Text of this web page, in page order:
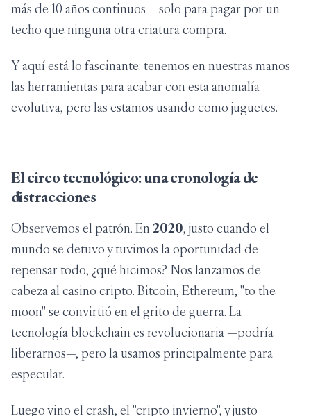
más de 10 años continuos— solo para pagar por un
techo que ninguna otra criatura compra.
Y aquí está lo fascinante: tenemos en nuestras manos
las herramientas para acabar con esta anomalía
evolutiva, pero las estamos usando como juguetes.
El circo tecnológico: una cronología de
distracciones
Observemos el patrón. En 2020, justo cuando el
mundo se detuvo y tuvimos la oportunidad de
repensar todo, ¿qué hicimos? Nos lanzamos de
cabeza al casino cripto. Bitcoin, Ethereum, "to the
moon" se convirtió en el grito de guerra. La
tecnología blockchain es revolucionaria —podría
liberarnos—, pero la usamos principalmente para
especular.
Luego vino el crash, el "cripto invierno", y justo